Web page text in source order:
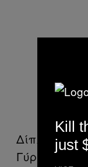
Δίπλα από
Γύρω του, ο
Kill
just